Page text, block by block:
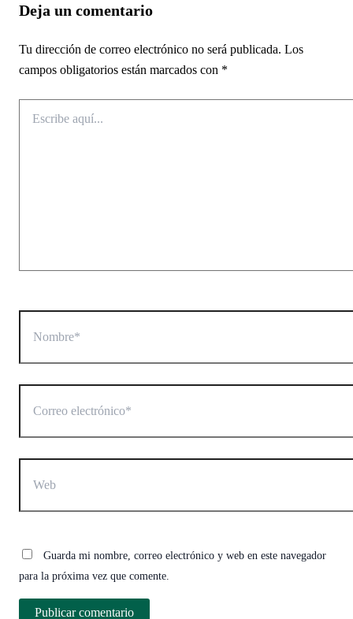
Deja un comentario
Tu dirección de correo electrónico no será publicada. Los
campos obligatorios están marcados con *
aquí...
electrónico*
Guarda mi nombre, correo electrónico y web en este navegador
para la próxima vez que comente.